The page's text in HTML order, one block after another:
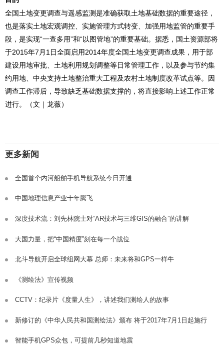
全国土地变更调查与遥感监测是准确获取土地基础数据的重要途径，
也是落实土地宏观调控、实施管理方式转变、加强用地监管的重要手
段，是实现“一查多用”和“以图管地”的重要基础。据悉，国土资源部将
于2015年7月1日全面启用2014年度全国土地变更调查成果，用于部
建设用地审批、土地利用规划调整等日常管理工作，以及参与节约集
约用地、中央支持土地整治重大工程及农村土地制度改革试点等。因
调查工作滞后，导致缺乏基础数据支撑的，将直接影响上述工作正常
进行。（文｜龙薇）
更多新闻
全国首个内河船舶手机导航系统今日开通
中国地理信息产业十年腾飞
深度技术流：刘先林院士对“AR技术与三维GIS的融合”的讲解
大国力量，把“中国精度”刻在每一个战位
北斗导航开启全球组网大幕 总师：未来将和GPS一样牛
《测绘法》宣传视频
CCTV：纪录片《度量人生》，讲述我们测绘人的故事
新修订的《中华人民共和国测绘法》颁布 将于2017年7月1日起施行
智能手机GPS众包，可提前几秒知道地震